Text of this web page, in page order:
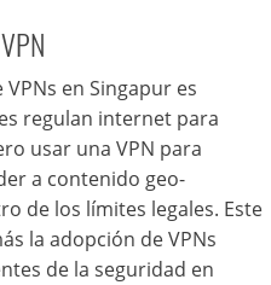
en Singapur es
regulan internet para
usar una VPN para
a contenido geo-
de los límites legales. Este
la adopción de VPNs
de la seguridad en